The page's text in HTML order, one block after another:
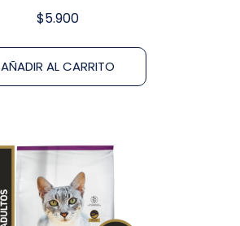
$5.900
AÑADIR AL CARRITO